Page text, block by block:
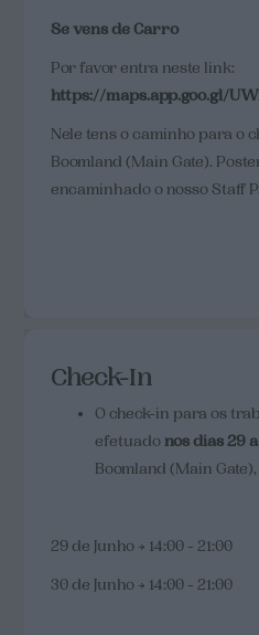
Se vens de Carro
Por favor entra neste link:
https://maps.app.goo.gl/
Nele tens o caminho para o
Boomland (Main Gate).
encaminhado o nosso Staff
Check-In
O check-in para os
efetuadonos dias 29
Boomland (Main
29 de Junho → 14:00 - 21:00
30 de Junho → 14:00 - 21:00